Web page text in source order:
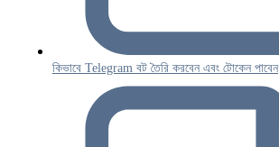
কিভাবে Telegram বট তৈরি করবেন এবং টোকেন পাবেন